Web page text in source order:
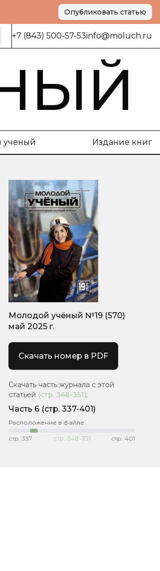
Опубликовать статью
+7 (843) 500-57-53info@moluch.ru
Издание книг
Молодой учёный №19 (570)
май 2025 г.
Скачать номер в PDF
Скачать часть журнала с этой
статьей (стр. 348-351):
Часть 6 (стр. 337-401)
Расположение в файле:
стр. 337 стр. 348-351 стр. 401